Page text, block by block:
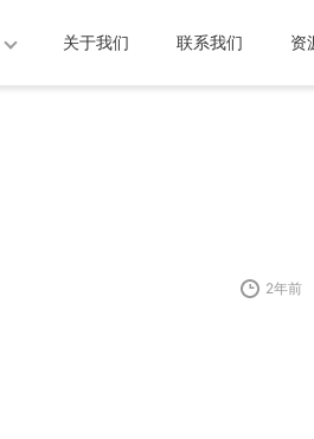
关于我们 联系我们 资
2年前